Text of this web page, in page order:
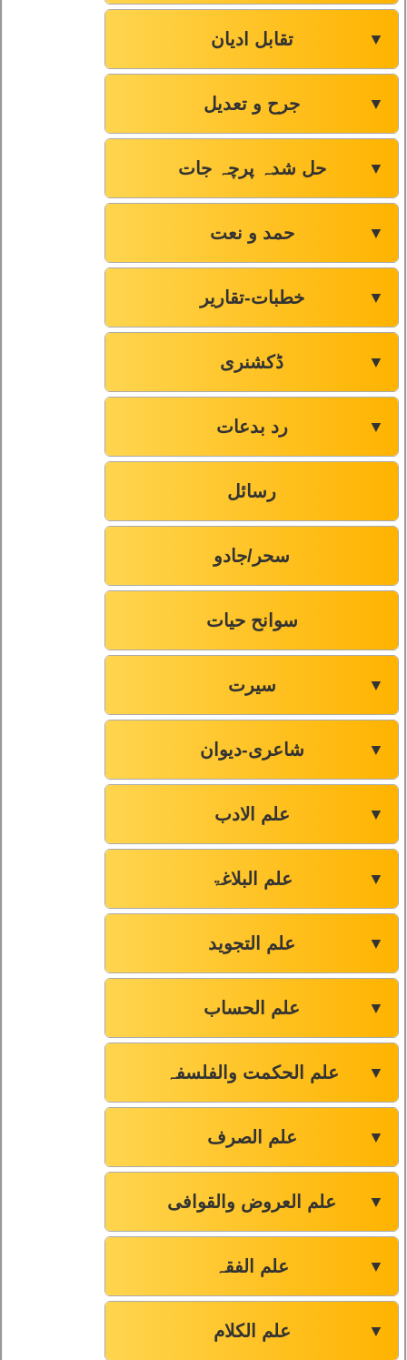
تقابل ادیان ▼
جرح و تعدیل ▼
حل شدہ پرچہ جات ▼
حمد و نعت ▼
خطبات-تقاریر ▼
ڈکشنری ▼
رد بدعات ▼
رسائل
سحر/جادو
سوانح حیات
سیرت ▼
شاعری-دیوان ▼
علم الادب ▼
علم البلاغۃ ▼
علم التجوید ▼
علم الحساب ▼
علم الحکمت والفلسفہ ▼
علم الصرف ▼
علم العروض والقوافی ▼
علم الفقہ ▼
علم الکلام ▼